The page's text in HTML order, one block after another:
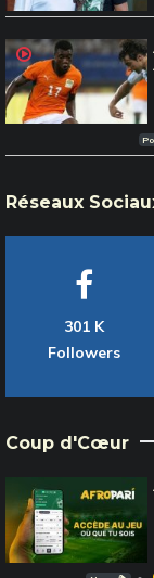
Réseaux
301 K
Followers
Coup d'Cœur